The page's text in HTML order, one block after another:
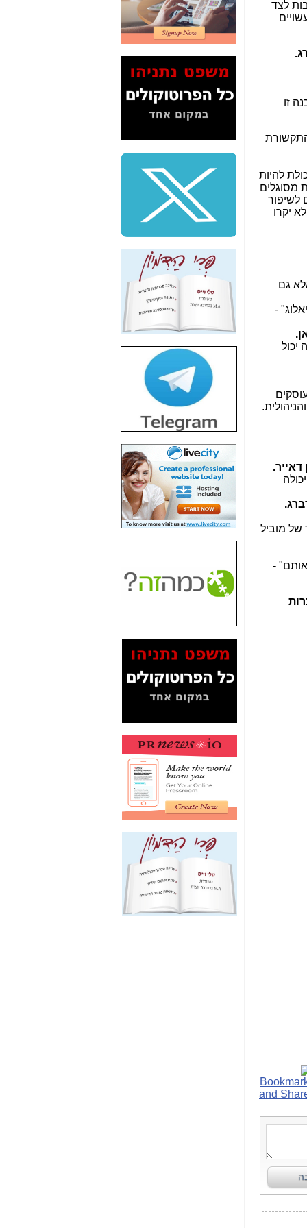
לצד
זו
להיות
מסוגלים
לשיפור
יקרו
גם
-
יכול
דאייר.
של מוביל
אותם" -
2" על תעלולי השר
משה כחלון -כאן
המשך חשיפת הבלוף
ששמו "מהפיכת
הסלולר" ואיך מסרסים
את הנתונים לציבור -
כאן
סיכום ביקור בסיליקון
משקיעות ומפתחות
באותם תחומים -כאן
שלמה פילבר (עד
לאחרונה מנכ"ל משרד
התקשורת) - עד
מדינה? הצחקתם
"יש אפליה בחקירה"?
חשיפה: למה השר
משה כחלון לא נחקר
עד היום? -
כאן
חשיפת חשד לשחיתות
הדומה לזו של "תיק
הסלולר -כאן
חשיפת מה שלא
רוצים שתדעו בעניין
פריסת אנלימיטד
(בניחוח בלתי נסבל) -
כאן
חשיפה: איוב קרא
אישר לקבוצת סלקום
בדיוק מה שביבי אישר
כאן
האם השר איוב קרא
היה צריך בכלל לחתום
האם ביבי וקרא קבלו
בכלל תמורה עבור
ההטבות הרגולטוריות
המסמכים בנושא בזק-
Yes (תיק 4000)
מוכיחים "תפירת תיק"
לאיש הלא נכון! -כאן
עובדות ומסמכים
האם ביבי כשר
תקשורת עזר לקב'
בזק? -כאן
מה מקור ה-Fake
News שהביא לתפירת
תיק לביבי והעלמת
החשודים הנכונים -כאן
אחת הרגליים של "תיק
4000 התפור"
התמוטטה היום
בניצחון (כפול) של בזק
-
כאן
איך כתבות מפנקות
הפכו לפתע לטובת